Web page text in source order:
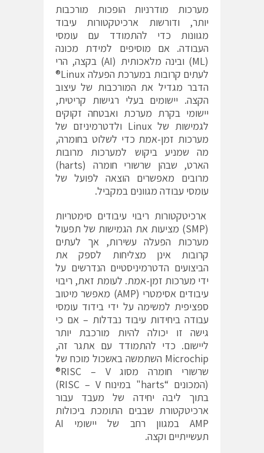
מערכות מודרניות הופכות מורכבות
יותר, ודורשות ארכיטקטורות עיבוד
מגוונות כדי להתמודד עם עומסי
העבודה. אם מוסיפים למידת מכונה
(ML) ובינה מלאכותית (AI) בקצה, הרי
לעתים קרובות במערכת הפעלה Linux®
הדבר מגדיל את המורכבות של עיצוב
הקצה. יישומים בעלי רגישות קריטית,
יישומי בקרת מערכת ואבטחה זקוקים
לגמישות של Linux ולדטרמיניזם של
מערכות זמן-אמת כדי לשלוט בחומרה,
מה שמניע ביקוש למערכות מרובות
הארט, שבהן שרשורי חומרה (harts)
מרובים מאפשרים הוצאה לפועל של
עומסי עבודה מגוונים במקביל.
ארכיטקטורות ריבוי עיבודים סימטריות
(SMP) מציעות את הגמישות של תפעול
מערכות הפעלה עשירות, אך לעתים
קרובות אינן מצליחות לספק את
הביצועים הדטרמיניסטיים הנדרשים על
ידי מערכות זמן-אמת. לעומת זאת, ריבוי
עיבודים אסימטרי (AMP) מאפשר מיטוב
ספציפית למשימה על ידי בידוד עומסי
עבודה ביחידות עיבוד נבדלות – אם כי
גישה זו יכולה להיות מורכבת יותר
ליישום. כדי להתמודד עם אתגר זה,
Microchip השתמשה באשכול מוכח של
שרשורי חומרה מסוג RISC – V®
(המכונים “harts" במינוח RISC – V)
בתוך ליבה יחידה של מעבד עבור
ארכיטקטורת שבבים התומכת ביכולות
AMP במגוון רחב של יישומי AI
תעשייתיים וקצה.